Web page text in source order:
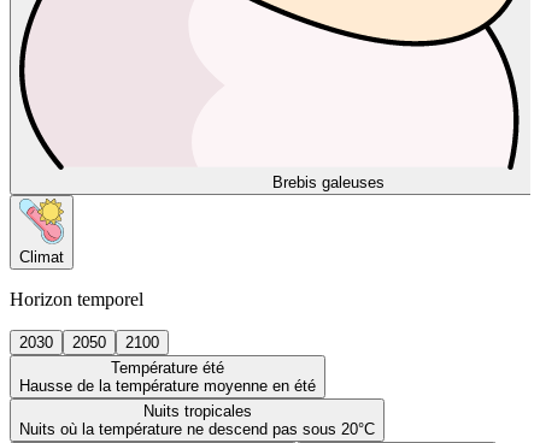
Brebis galeuses
Climat
Horizon temporel
2030 2050
2100
Température été
Hausse de la température moyenne en été
Nuits tropicales
Nuits où la température ne descend pas sous 20°C